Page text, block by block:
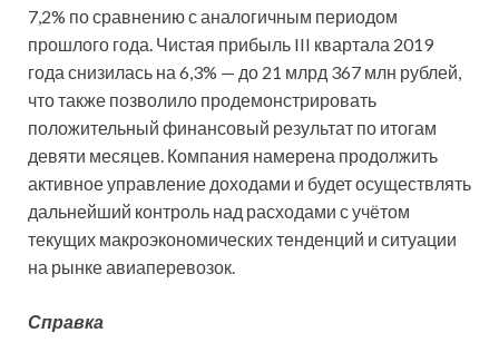
7,2% по сравнению с аналогичным периодом
прошлого года. Чистая прибыль III квартала 2019
года снизилась на 6,3% — до 21 млрд 367 млн рублей,
что также позволило продемонстрировать
положительный финансовый результат по итогам
девяти месяцев. Компания намерена продолжить
активное управление доходами и будет осуществлять
дальнейший контроль над расходами с учётом
текущих макроэкономических тенденций и ситуации
на рынке авиаперевозок.
Справка